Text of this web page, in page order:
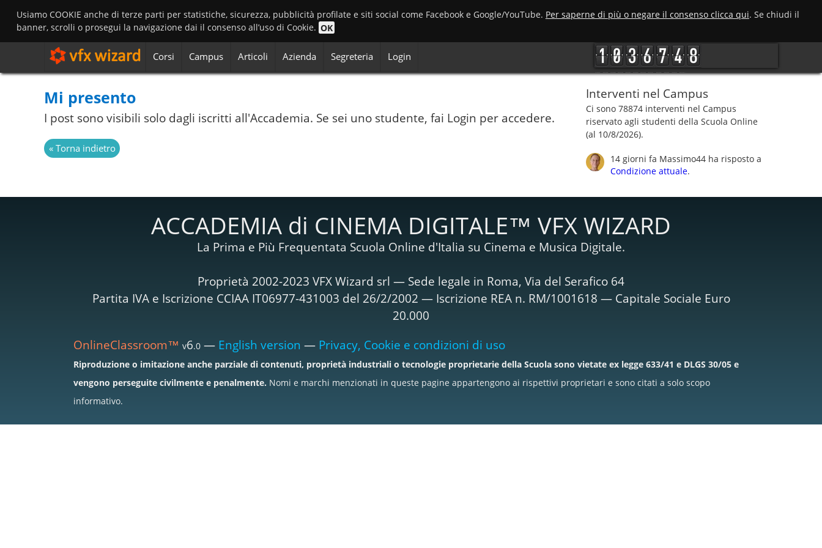
Usiamo COOKIE anche di terze parti per statistiche, sicurezza, pubblicità profilate e siti social come Facebook e Google/YouTube. Per saperne di più o negare il consenso clicca qui. Se chiudi il
banner, scrolli o prosegui la navigazione dai il consenso all’uso di Cookie. OK
Corsi Campus Articoli Azienda Segreteria Login
Mi presento
I post sono visibili solo dagli iscritti all'Accademia. Se sei uno studente, fai Login per accedere.
Interventi nel Campus
Ci sono 78874 interventi nel Campus
riservato agli studenti della Scuola Online
(al 10/8/2026).
14 giorni fa Massimo44ha risposto a
Condizione attuale.
ACCADEMIA di CINEMA DIGITALE™ VFX WIZARD
La Prima e Più Frequentata Scuola Online d'Italia su Cinema e Musica Digitale.
Proprietà 2002-2023 VFX Wizard srl — Sede legale in Roma, Via del Serafico 64
Partita IVA e Iscrizione CCIAA IT06977-431003 del 26/2/2002 — Iscrizione REA n. RM/1001618 — Capitale Sociale Euro
20.000
OnlineClassroom™ v6.0 — English version — Privacy, Cookie e condizioni di uso
Riproduzione o imitazione anche parziale di contenuti, proprietà industriali o tecnologie proprietarie della Scuola sono vietate ex legge 633/41 e DLGS 30/05 e
vengono perseguite civilmente e penalmente. Nomi e marchi menzionati in queste pagine appartengono ai rispettivi proprietari e sono citati a solo scopo
informativo.